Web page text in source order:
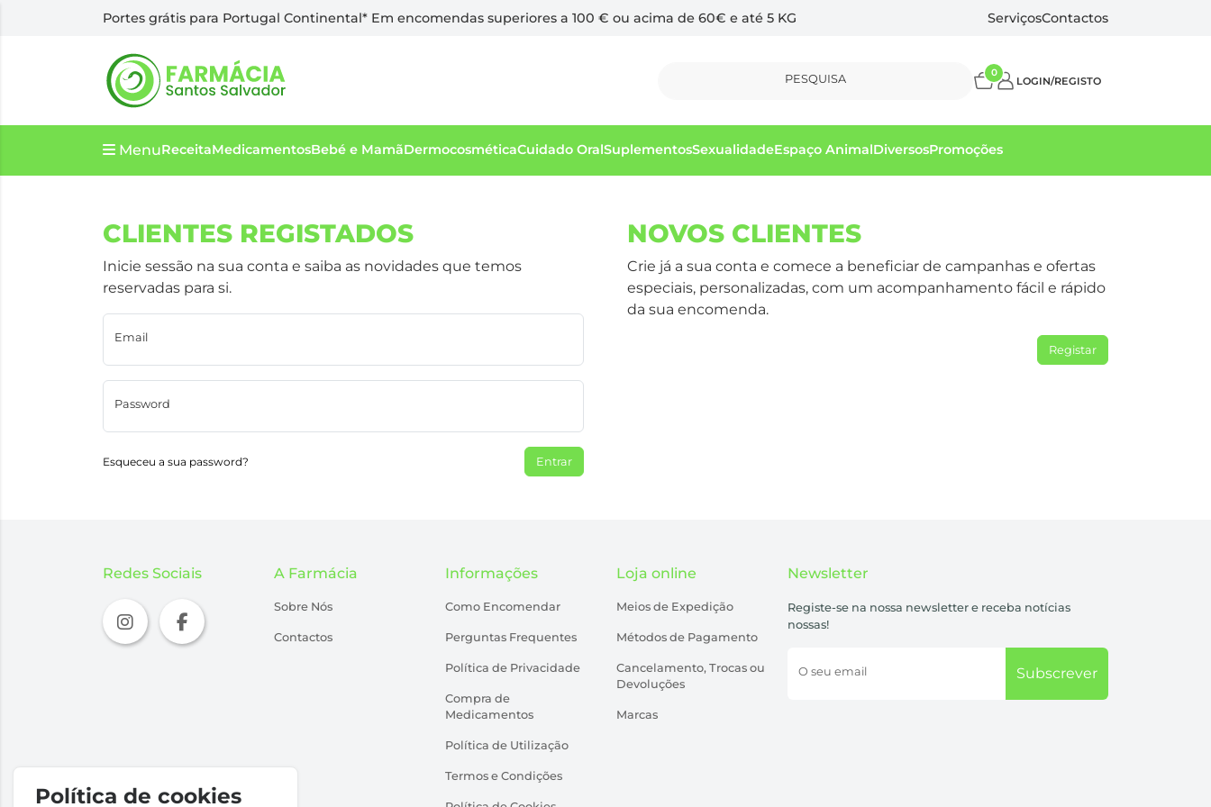
Portes grátis para Portugal Continental* Em encomendas superiores a 100 € ou acima de 60€ e até 5 KG ServiçosContactos
PESQUISA 0
LOGIN/REGISTO
MenuReceitaMedicamentosBebé e MamãDermocosméticaCuidado OralSuplementosSexualidadeEspaço AnimalDiversosPromoções
CLIENTES REGISTADOS
Inicie sessão na sua conta e saiba as novidades que temos
reservadas para si.
Email
Password
Esqueceu a sua password? Entrar
NOVOS CLIENTES
Crie já a sua conta e comece a beneficiar de campanhas e ofertas
especiais, personalizadas, com um acompanhamento fácil e rápido
da sua encomenda.
Registar
Redes Sociais A Farmácia
Sobre Nós
Contactos
Informações
Como Encomendar
Perguntas Frequentes
Política de Privacidade
Compra de
Medicamentos
Política de Utilização
Termos e Condições
Loja online
Meios de Expedição
Métodos de Pagamento
Cancelamento, Trocas ou
Devoluções
Marcas
Newsletter
Registe-se na nossa newsletter e receba notícias
nossas!
O seu email Subscrever
Política de cookies